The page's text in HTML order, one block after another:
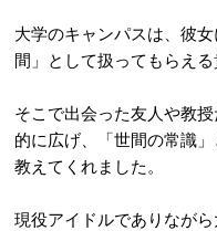
大学のキャンパスは、彼
間」として扱ってもらえ
そこで出会った友人や教
的に広げ、「世間の常識
教えてくれました。
現役アイドルでありなが